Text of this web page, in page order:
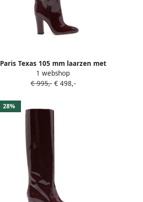
Paris Texas 105 mm laarzen met
puntige blokhak Rood
1 webshop
€ 995,-€ 498,-
28%